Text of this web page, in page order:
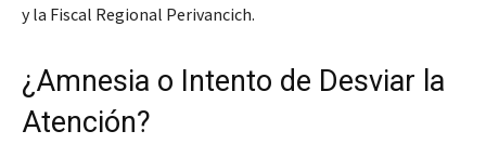
y la Fiscal Regional Perivancich.
¿Amnesia o Intento de Desviar la
Atención?